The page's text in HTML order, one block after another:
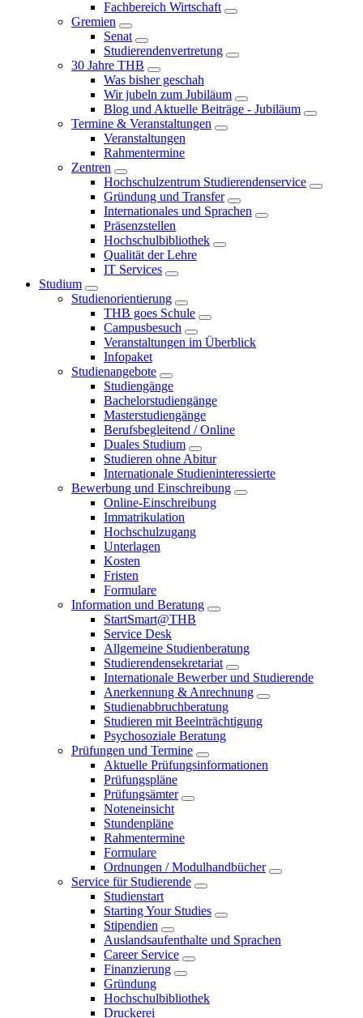
Fachbereich Wirtschaft
Gremien
Senat
Studierendenvertretung
30 Jahre THB
Was bisher geschah
Wir jubeln zum Jubiläum
Blog und Aktuelle Beiträge - Jubiläum
Termine & Veranstaltungen
Veranstaltungen
Rahmentermine
Zentren
Hochschulzentrum Studierendenservice
Gründung und Transfer
Internationales und Sprachen
Präsenzstellen
Hochschulbibliothek
Qualität der Lehre
IT Services
Studium
Studienorientierung
THB goes Schule
Campusbesuch
Veranstaltungen im Überblick
Infopaket
Studienangebote
Studiengänge
Bachelorstudiengänge
Masterstudiengänge
Berufsbegleitend / Online
Duales Studium
Studieren ohne Abitur
Internationale Studieninteressierte
Bewerbung und Einschreibung
Online-Einschreibung
Immatrikulation
Hochschulzugang
Unterlagen
Kosten
Fristen
Formulare
Information und Beratung
StartSmart@THB
Service Desk
Allgemeine Studienberatung
Studierendensekretariat
Internationale Bewerber und Studierende
Anerkennung & Anrechnung
Studienabbruchberatung
Studieren mit Beeinträchtigung
Psychosoziale Beratung
Prüfungen und Termine
Aktuelle Prüfungsinformationen
Prüfungspläne
Prüfungsämter
Noteneinsicht
Stundenpläne
Rahmentermine
Formulare
Ordnungen / Modulhandbücher
Service für Studierende
Studienstart
Starting Your Studies
Stipendien
Auslandsaufenthalte und Sprachen
Career Service
Finanzierung
Gründung
Hochschulbibliothek
Druckerei